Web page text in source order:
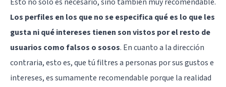
Esto no solo es necesario, sino también muy recomendable.
Los perfiles en los que no se especifica qué es lo que les
gusta ni qué intereses tienen son vistos por el resto de
usuarios como falsos o sosos. En cuanto a la dirección
contraria, esto es, que tú filtres a personas por sus gustos e
intereses, es sumamente recomendable porque la realidad